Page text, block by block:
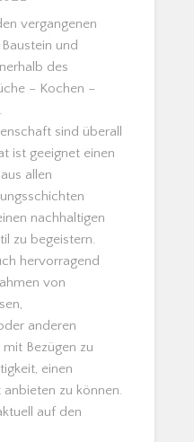
vergangenen
und
des
– Kochen –
sind überall
ist geeignet einen
allen
nachhaltigen
zu begeistern.
hervorragend
von
anderen
Bezügen zu
einen
zu können.
auf den